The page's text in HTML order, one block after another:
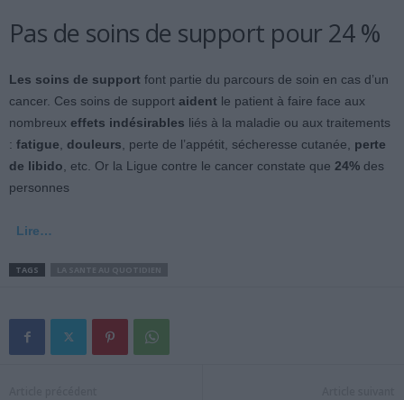
Pas de soins de support pour 24 %
Les soins de support font partie du parcours de soin en cas d’un
cancer. Ces soins de support aident le patient à faire face aux
nombreux effets indésirables liés à la maladie ou aux traitements
: fatigue, douleurs, perte de l’appétit, sécheresse cutanée, perte
de libido, etc. Or la Ligue contre le cancer constate que 24% des
personnes
Lire…
TAGS